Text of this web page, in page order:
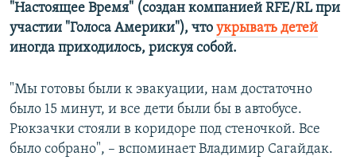
"Настоящее Время" (создан компанией RFE/RL при
участии "Голоса Америки"), что укрывать детей
иногда приходилось, рискуя собой.
"Мы готовы были к эвакуации, нам достаточно
было 15 минут, и все дети были бы в автобусе.
Рюкзачки стояли в коридоре под стеночкой. Все
было собрано", – вспоминает Владимир Сагайдак.